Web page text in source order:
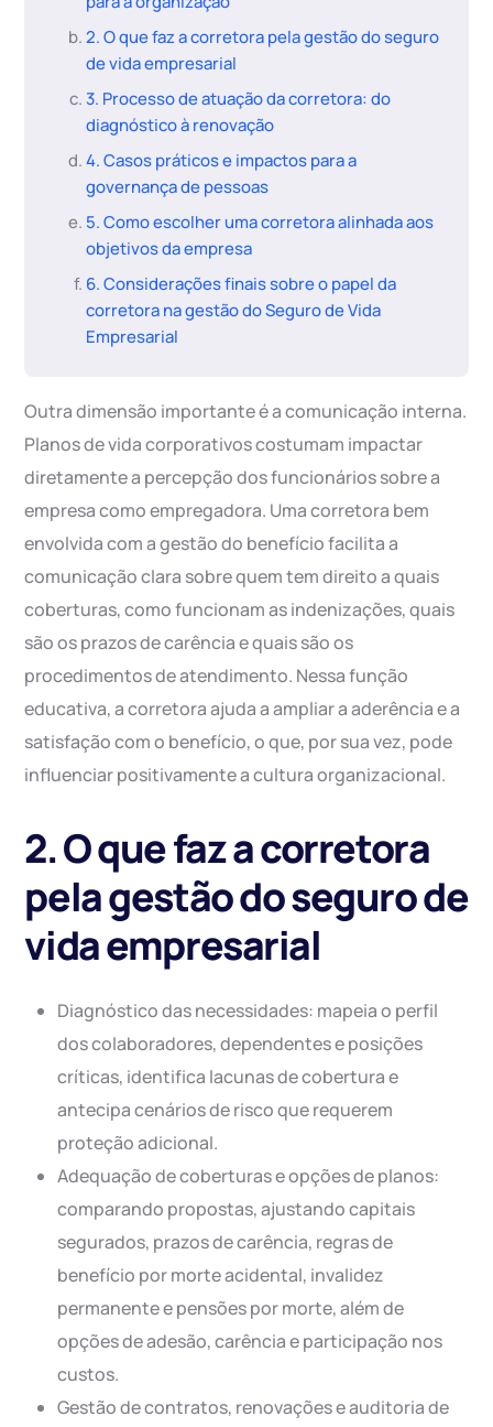
2. O que faz a corretora pela gestão do seguro
de vida empresarial
3. Processo de atuação da corretora: do
diagnóstico à renovação
4. Casos práticos e impactos para a
governança de pessoas
5. Como escolher uma corretora alinhada aos
objetivos da empresa
6. Considerações finais sobre o papel da
corretora na gestão do Seguro de Vida
Empresarial
Outra dimensão importante é a comunicação interna.
Planos de vida corporativos costumam impactar
diretamente a percepção dos funcionários sobre a
empresa como empregadora. Uma corretora bem
envolvida com a gestão do benefício facilita a
comunicação clara sobre quem tem direito a quais
coberturas, como funcionam as indenizações, quais
são os prazos de carência e quais são os
procedimentos de atendimento. Nessa função
educativa, a corretora ajuda a ampliar a aderência e a
satisfação com o benefício, o que, por sua vez, pode
influenciar positivamente a cultura organizacional.
2. O que faz a corretora
pela gestão do seguro de
vida empresarial
Diagnóstico das necessidades: mapeia o perfil
dos colaboradores, dependentes e posições
críticas, identifica lacunas de cobertura e
antecipa cenários de risco que requerem
proteção adicional.
Adequação de coberturas e opções de planos:
comparando propostas, ajustando capitais
segurados, prazos de carência, regras de
benefício por morte acidental, invalidez
permanente e pensões por morte, além de
opções de adesão, carência e participação nos
custos.
Gestão de contratos, renovações e auditoria de